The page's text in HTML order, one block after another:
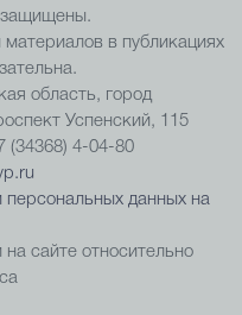
материалов в публикациях
область, город
Успенский, 115
(34368) 4-04-80
персональных данных на
сайте относительно